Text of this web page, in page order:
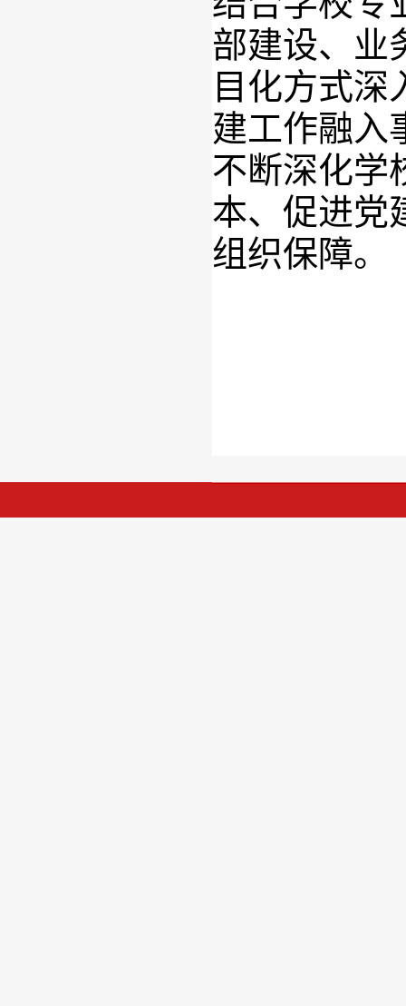
部建设、业
目化方式
建工作融入
不断深化学
本、促进党
组织保障。